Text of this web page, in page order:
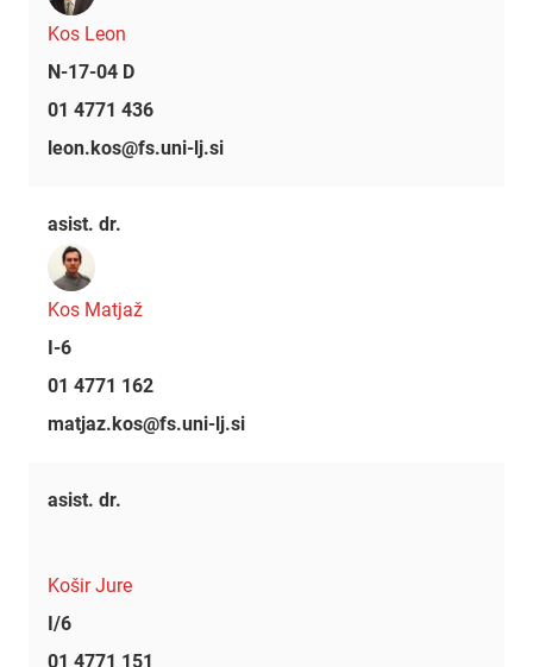
Kos Leon
N-17-04 D
01 4771 436
leon.kos@fs.uni-lj.si
asist. dr.
Kos Matjaž
I-6
01 4771 162
matjaz.kos@fs.uni-lj.si
asist. dr.
Košir Jure
I/6
01 4771 151